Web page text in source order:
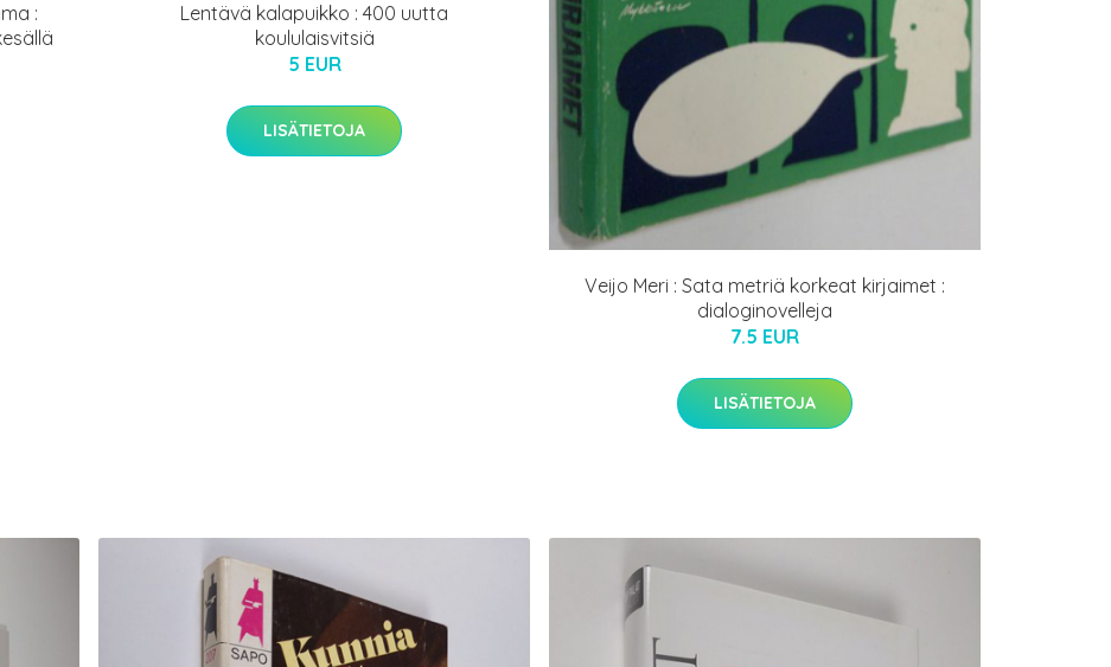
:
Lentävä kalapuikko : 400 uutta
koululaisvitsiä
5 EUR
LISÄTIETOJA
Veijo Meri : Sata metriä korkeat kirjaimet :
dialoginovelleja
7.5 EUR
LISÄTIETOJA